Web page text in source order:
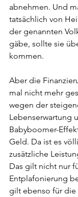
abnehmen. Und
tatsächlich von
der genannten
gäbe, sollte sie
kommen.
Aber die
mal nicht mehr
wegen der
Lebenserwartung
Babyboomer-
Geld. Da ist es
zusätzliche
Das gilt nicht nur
Entplafonierung
gilt ebenso für die